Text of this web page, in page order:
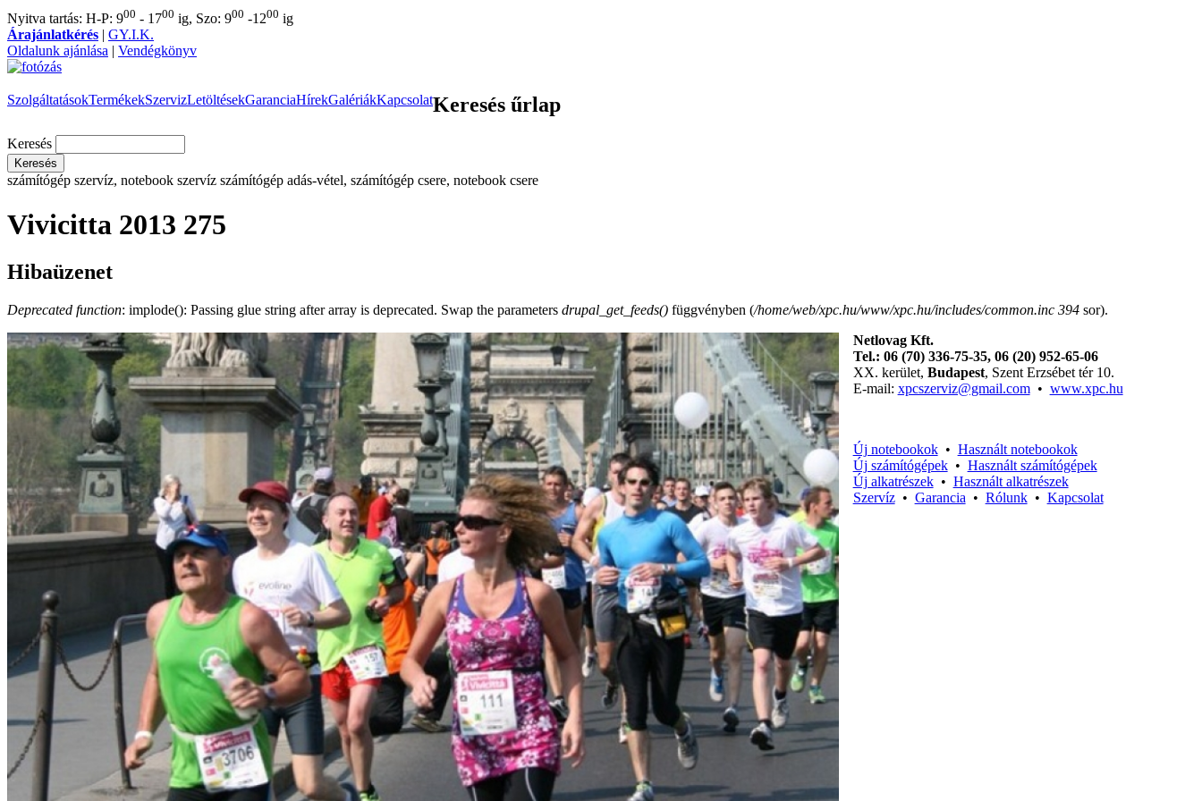
Nyitva tartás: H-P: 900 - 1700 ig, Szo: 900 -1200 ig
Árajánlatkérés | GY.I.K.
Oldalunk ajánlása | Vendégkönyv
SzolgáltatásokTermékekSzervizLetöltésekGaranciaHírekGalériákKapcsolatKeresés űrlap
Keresés
számítógép szervíz, notebook szervíz számítógép adás-vétel, számítógép csere, notebook csere
Vivicitta 2013 275
Hibaüzenet
Deprecated function: implode(): Passing glue string after array is deprecated. Swap the parameters drupal_get_feeds() függvényben (/home/web/xpc.hu/www/xpc.hu/includes/common.inc 394 sor).
Netlovag Kft.
Tel.: 06 (70) 336-75-35, 06 (20) 952-65-06
XX. kerület, Budapest, Szent Erzsébet tér 10.
E-mail: xpcszerviz@gmail.com• www.xpc.hu
Új notebookok• Használt notebookok
Új számítógépek• Használt számítógépek
Új alkatrészek• Használt alkatrészek
Szervíz• Garancia • Rólunk• Kapcsolat